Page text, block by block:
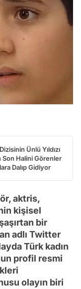
Ünlü Yıldızı
Son Halini Görenler
Dalıp Gidiyor
aktris,
kişisel
bir
adlı Twitter
Türk kadın
profil resmi
olayın biri